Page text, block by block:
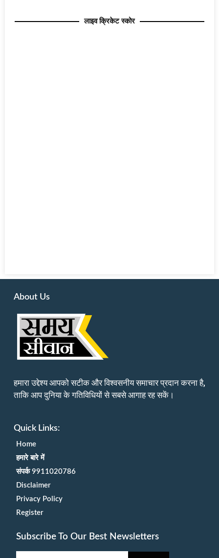
लाइव क्रिकेट स्कोर
About Us
हमारा उद्देश्य आपको सटीक और विश्वसनीय समाचार प्रदान करना है,
ताकि आप दुनिया के गतिविधियों से सबसे आगाह रह सकें।
Quick Links:
Home
हमारे बारे में
संपर्क 9911020786
Disclaimer
Privacy Policy
Register
Subscribe To Our Best Newsletters